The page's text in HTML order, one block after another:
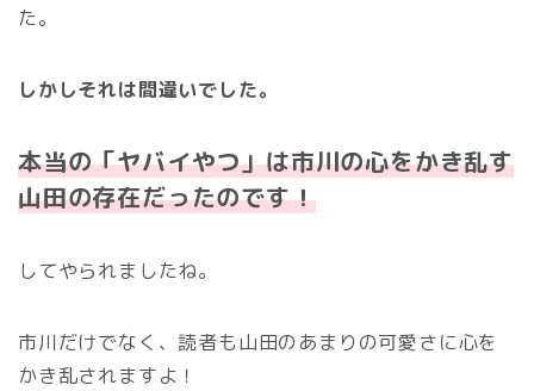
た。
しかしそれは間違いでした。
本当の「ヤバイやつ」は市川の心をかき乱す
山田の存在だったのです！
してやられましたね。
市川だけでなく、読者も山田のあまりの可愛さに心を
かき乱されますよ！